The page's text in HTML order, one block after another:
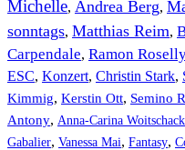
Michelle, Andrea Berg,
sonntags, Matthias Reim,
Carpendale, Ramon
ESC, Konzert, Christin Stark,
Kimmig, Kerstin Ott, Semino
Antony, Anna-Carina Woitschack
Gabalier, Vanessa Mai, Fantasy,